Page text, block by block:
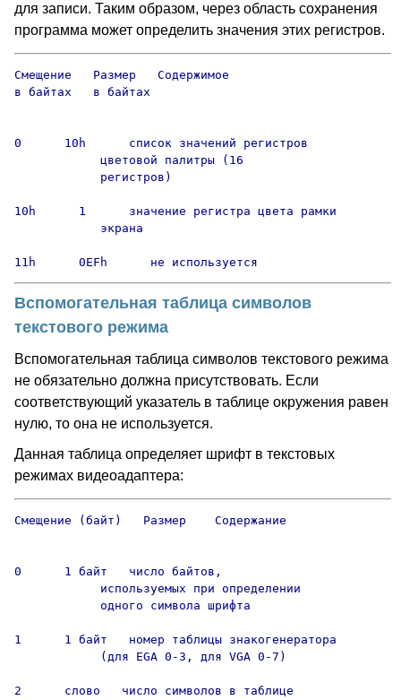
для записи. Таким образом, через область сохранения
программа может определить значения этих регистров.
Смещение   Размер   Содержимое
в байтах   в байтах
0      10h      список значений регистров
            цветовой палитры (16
            регистров)
10h      1      значение регистра цвета рамки
            экрана
11h      0EFh      не используется
Вспомогательная таблица символов
текстового режима
Вспомогательная таблица символов текстового режима
не обязательно должна присутствовать. Если
соответствующий указатель в таблице окружения равен
нулю, то она не используется.
Данная таблица определяет шрифт в текстовых
режимах видеоадаптера:
Смещение (байт)   Размер    Содержание
0      1 байт   число байтов,
            используемых при определении
            одного символа шрифта
1      1 байт   номер таблицы знакогенератора
            (для EGA 0-3, для VGA 0-7)
2      слово   число символов в таблице